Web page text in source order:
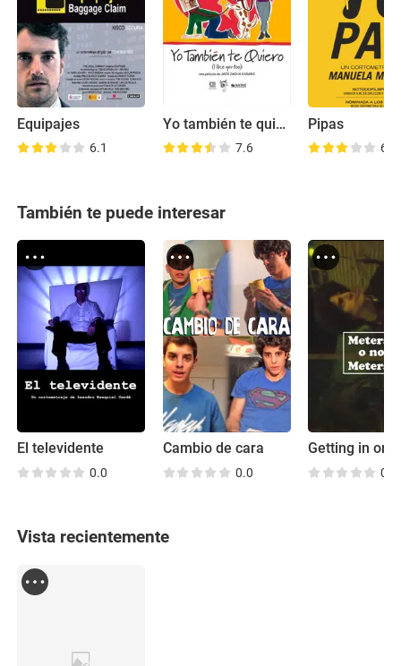
Equipajes
6.1
Yo también te quiero
7.6
Pipas
6.7
También te puede interesar
El televidente
0.0
Cambio de cara
0.0
Getting in or
0.0
Vista recientemente